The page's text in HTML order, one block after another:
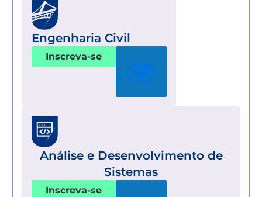
Engenharia Civil
Inscreva-se
Análise e Desenvolvimento de
Sistemas
Inscreva-se